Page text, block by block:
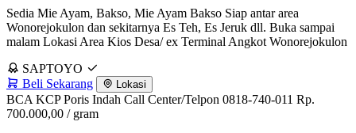
Sedia Mie Ayam, Bakso, Mie Ayam Bakso Siap antar area
Wonorejokulon dan sekitarnya Es Teh, Es Jeruk dll. Buka sampai
malam Lokasi Area Kios Desa/ ex Terminal Angkot Wonorejokulon
SAPTOYO
Beli Sekarang
Lokasi
BCA KCP Poris Indah Call Center/Telpon 0818-740-011 Rp.
700.000,00 / gram